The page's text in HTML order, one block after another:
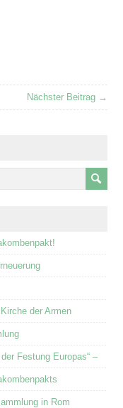
Nächster Beitrag →
der Armen
Festung Europas“ –
in Rom